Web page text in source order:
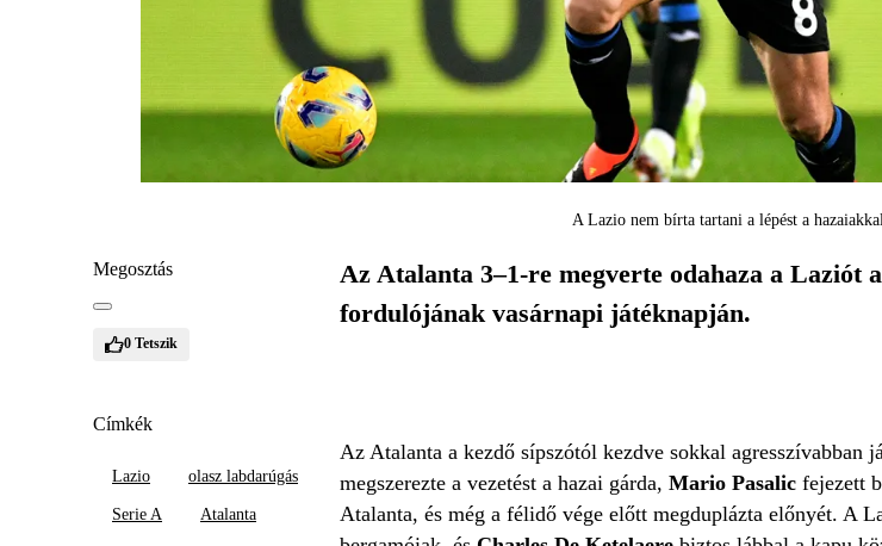
A Lazio nem bírta tartani a lépést a
Megosztás
0 Tetszik
Címkék
Lazio olasz labdarúgás
Serie A Atalanta
Az Atalanta 3–1-re megverte odahaza a Laziót
fordulójának vasárnapi játéknapján.
Az Atalanta a kezdő sípszótól kezdve sokkal
megszerezte a vezetést a hazai gárda, Mario Pasalicfejezett
Atalanta, és még a félidő vége előtt megduplázta előnyét. A